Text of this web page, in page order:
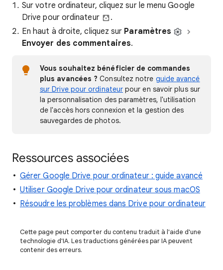
Sur votre ordinateur, cliquez sur le menu Google
Drive pour ordinateur
.
En haut à droite, cliquez sur Paramètres
Envoyer des commentaires.
Vous souhaitez bénéficier de commandes
plus avancées ? Consultez notre guide avancé
sur Drive pour ordinateur pour en savoir plus sur
la personnalisation des paramètres, l'utilisation
de l'accès hors connexion et la gestion des
sauvegardes de photos.
Ressources associées
Gérer Google Drive pour ordinateur : guide avancé
Utiliser Google Drive pour ordinateur sous macOS
Résoudre les problèmes dans Drive pour ordinateur
Cette page peut comporter du contenu traduit à l'aide d'une
technologie d'IA. Les traductions générées par IA peuvent
contenir des erreurs.